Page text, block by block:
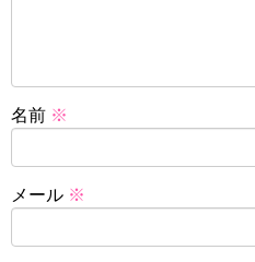
名前 ※
メール ※